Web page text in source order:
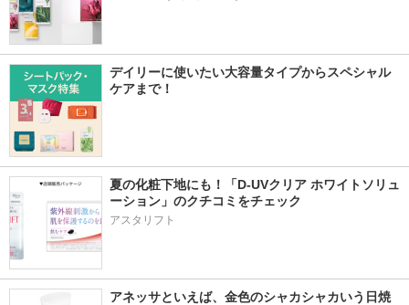
デイリーに使いたい大容量タイプからスペシャル
ケアまで！
夏の化粧下地にも！「D-UVクリア ホワイトソリュ
ーション」のクチコミをチェック
アスタリフト
アネッサといえば、金色のシャカシャカいう日焼